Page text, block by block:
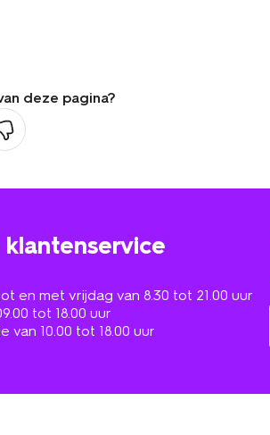
deze pagina?
en met vrijdag van 8.30 tot 21.00 uur
tot 18.00 uur
van 10.00 tot 18.00 uur